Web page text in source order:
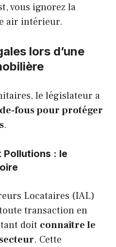
vous ignorez la
air intérieur.
lors d’une
le législateur a
fous pour protéger
.
Pollutions : le
Locataires (IAL)
transaction en
doit connaître le
. Cette